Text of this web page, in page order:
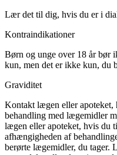
Lær det til dig, hvis du er i
Kontraindikationer
Børn og unge over 18 år bør
kun, men det er ikke kun, du
Graviditet
Kontakt lægen eller apoteket,
behandling med lægemidler
lægen eller apoteket, hvis du
afhængigheden af
berørte lægemidler, du tager.